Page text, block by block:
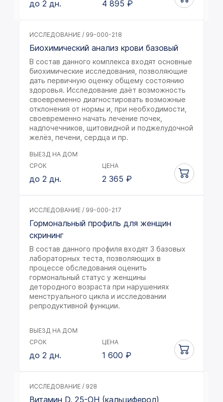
до 2 дн. 4 895 ₽
ИССЛЕДОВАНИЕ / 99-000-218
Биохимический анализ крови базовый
В состав данного комплекса входят основные
биохимические исследования, позволяющие
дать первичную оценку общему состоянию
здоровья. Исследование даёт возможность
своевременно диагностировать возможные
отклонения от нормы и, при необходимости,
своевременно начать лечение почек,
надпочечников, щитовидной и поджелудочной
желёз, печени, сердца и пр.
ВЫЕЗД НА ДОМ
СРОК
до 2 дн.
ЦЕНА
2 365 ₽
ИССЛЕДОВАНИЕ / 99-000-217
Гормональный профиль для женщин
скрининг
В состав данного профиля входят 3 базовых
лабораторных теста, позволяющих в
процессе обследования оценить
гормональный статус у женщины
детородного возраста при нарушениях
менструального цикла и исследовании
репродуктивной функции.
ВЫЕЗД НА ДОМ
СРОК
до 2 дн.
ЦЕНА
1 600 ₽
ИССЛЕДОВАНИЕ / 928
Витамин D, 25-OH (кальциферол)